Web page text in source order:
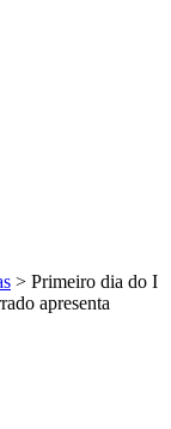
> Primeiro dia do I
apresenta